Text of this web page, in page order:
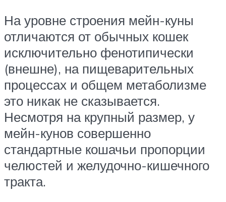
На уровне строения мейн-куны
отличаются от обычных кошек
исключительно фенотипически
(внешне), на пищеварительных
процессах и общем метаболизме
это никак не сказывается.
Несмотря на крупный размер, у
мейн-кунов совершенно
стандартные кошачьи пропорции
челюстей и желудочно-кишечного
тракта.